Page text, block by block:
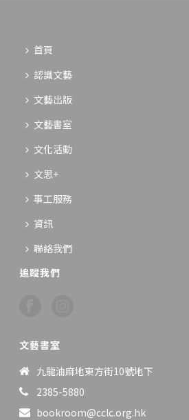
首頁
認識文藝
文藝出版
文藝書室
文化活動
文思+
事工服務
資訊
聯絡我們
追蹤我們
文藝書室
九龍油麻地東方街10號地下
2385-5880
bookroom@cclc.org.hk